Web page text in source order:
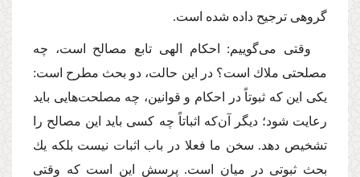
گروهى ترجیح داده شده است.
وقتى مى‌گوییم: احكام الهى تابع مصالح است، چه
مصلحتى ملاك است؟ در این حالت، دو بحث مطرح است:
یكى این كه ثبوتاً در احكام و قوانین، چه مصلحت‌هایى باید
رعایت شود؛ دیگر آن‌كه اثباتاً چه كسى باید این مصالح را
تشخیص دهد. سخن ما فعلا در باب اثبات نیست بلكه یك
بحث ثبوتى در میان است. پرسش این است كه وقتى